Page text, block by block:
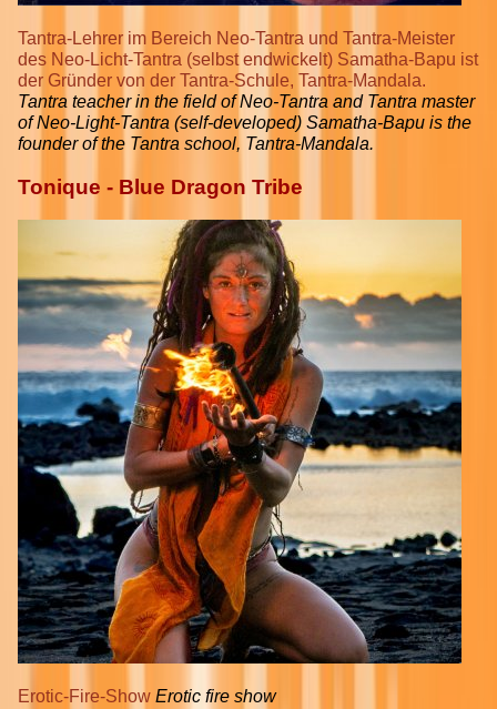
Tantra-Lehrer im Bereich Neo-Tantra und Tantra-Meister
des Neo-Licht-Tantra (selbst endwickelt) Samatha-Bapu ist
der Gründer von der Tantra-Schule, Tantra-Mandala.
Tantra teacher in the field of Neo-Tantra and Tantra master
of Neo-Light-Tantra (self-developed) Samatha-Bapu is the
founder of the Tantra school, Tantra-Mandala.
Tonique - Blue Dragon Tribe
Erotic-Fire-Show Erotic fire show